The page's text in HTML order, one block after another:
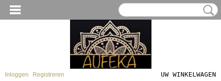
Inloggen Registreren
UW WINKELWAGEN